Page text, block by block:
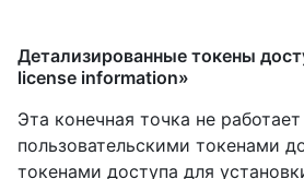
Детализированные токены
license information»
Эта конечная точка не работает
пользовательскими токенами
токенами доступа для